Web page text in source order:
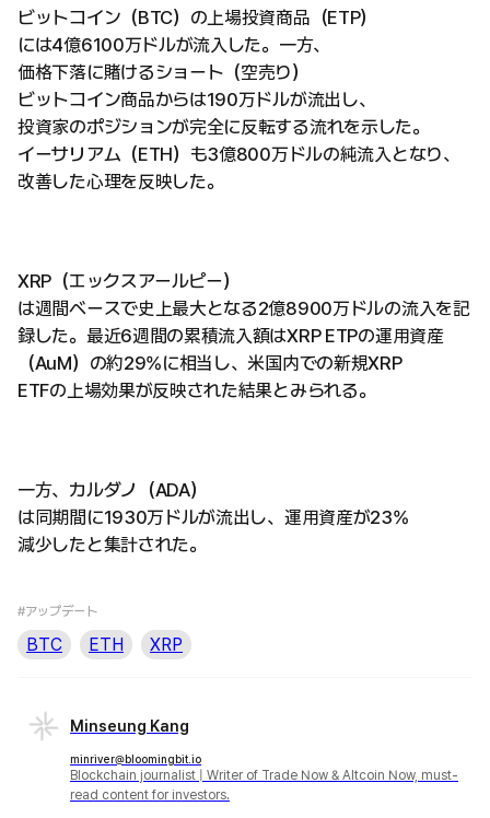
ビットコイン（BTC）の上場投資商品（ETP）
には4億6100万ドルが流入した。一方、
価格下落に賭けるショート（空売り）
ビットコイン商品からは190万ドルが流出し、
投資家のポジションが完全に反転する流れを示した。
イーサリアム（ETH）も3億800万ドルの純流入となり、
改善した心理を反映した。
XRP（エックスアールピー）
は週間ベースで史上最大となる2億8900万ドルの流入を記
録した。最近6週間の累積流入額はXRP ETPの運用資産
（AuM）の約29%に相当し、米国内での新規XRP
ETFの上場効果が反映された結果とみられる。
一方、カルダノ（ADA）
は同期間に1930万ドルが流出し、運用資産が23%
減少したと集計された。
#アップデート
BTC ETH XRP
Minseung Kang
minriver@bloomingbit.io
Blockchain journalist | Writer of Trade Now & Altcoin Now, must-
read content for investors.